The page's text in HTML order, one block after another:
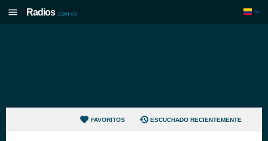
Radios .com.co
FAVORITOS ESCUCHADO RECIENTEMENTE